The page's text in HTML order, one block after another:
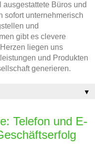
Büros und
sofort unternehmerisch
und
gibt es clevere
liegen uns
und Produkten
generieren.
▼
Telefon und E-